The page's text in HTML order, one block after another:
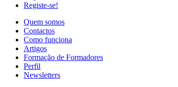
Registe-se!
Quem somos
Contactos
Como funciona
Artigos
Formação de Formadores
Perfil
Newsletters